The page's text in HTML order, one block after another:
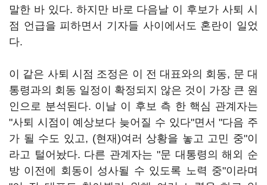
말한 바 있다. 하지만 바로 다음날 이 후보가 사퇴 시
점 언급을 피하면서 기자들 사이에서도 혼란이 일었
다.
이 같은 사퇴 시점 조정은 이 전 대표와의 회동, 문 대
통령과의 회동 일정이 확정되지 않은 것이 가장 큰 원
인으로 분석된다. 이날 이 후보 측 한 핵심 관계자는
"사퇴 시점이 예상보다 늦어질 수 있다"면서 "다음 주
가 될 수도 있고, (현재)여러 상황을 놓고 고민 중"이
라고 털어놨다. 다른 관계자는 "문 대통령의 해외 순
방 이전에 회동이 성사될 수 있도록 노력 중"이라며